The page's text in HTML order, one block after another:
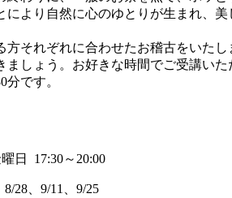
により自然に心のゆとりが生まれ、
方それぞれに合わせたお稽古をいた
ましょう。お好きな時間でご受講いた
です。
日 17:30～20:00
8/28、9/11、9/25